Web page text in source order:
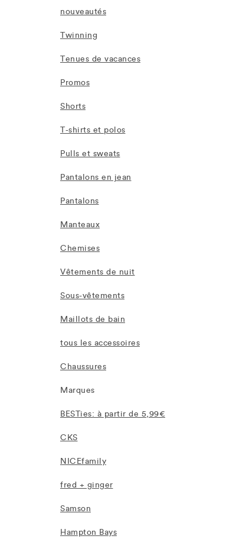
nouveautés
Twinning
Tenues de vacances
Promos
Shorts
T-shirts et polos
Pulls et sweats
Pantalons en jean
Pantalons
Manteaux
Chemises
Vêtements de nuit
Sous-vêtements
Maillots de bain
tous les accessoires
Chaussures
Marques
BESTies: à partir de 5,99€
CKS
NICEfamily
fred + ginger
Samson
Hampton Bays